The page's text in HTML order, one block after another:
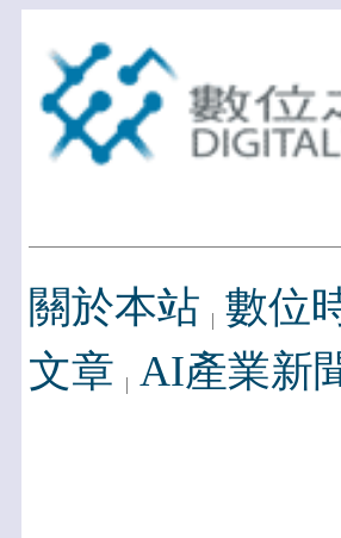
關於本站 數位
文章 AI產業新